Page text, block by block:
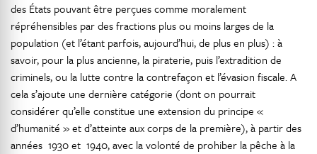
des États pouvant être perçues comme moralement
répréhensibles par des fractions plus ou moins larges de la
population (et l’étant parfois, aujourd’hui, de plus en plus) : à
savoir, pour la plus ancienne, la piraterie, puis l’extradition de
criminels, ou la lutte contre la contrefaçon et l’évasion fiscale. A
cela s’ajoute une dernière catégorie (dont on pourrait
considérer qu’elle constitue une extension du principe «
d’humanité » et d’atteinte aux corps de la première), à partir des
années 1930 et 1940, avec la volonté de prohiber la pêche à la